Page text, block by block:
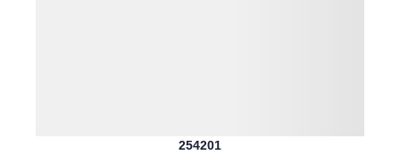
254201